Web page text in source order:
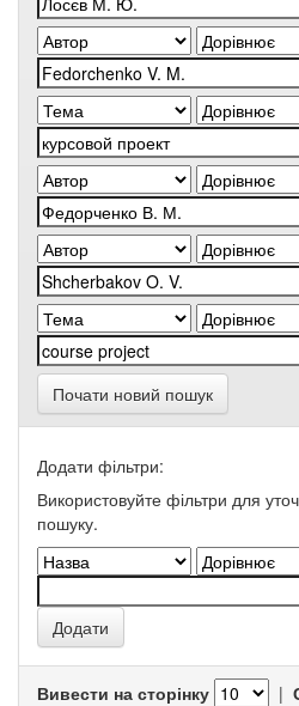
Почати новий пошук
Додати фільтри:
Використовуйте фільтри для
пошуку.
Вивести на сторінку |